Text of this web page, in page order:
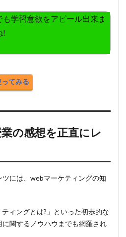
も学習意欲をアピール出来ま
!
てみる
の感想を正直にレ
ツには、webマーケティングの知
ィングとは?」 といった初歩的な
関するノウハウまでも網羅され